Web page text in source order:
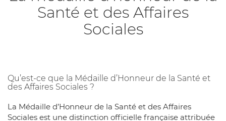
Santé et des Affaires
Sociales
Qu’est-ce que la Médaille d’Honneur de la Santé et
des Affaires Sociales ?
La Médaille d’Honneur de la Santé et des Affaires
Sociales est une distinction officielle française attribuée